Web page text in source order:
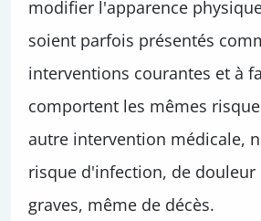
modifier l'apparence
soient parfois présentés
interventions courantes et à
comportent les mêmes
autre intervention médicale,
risque d'infection, de douleur
graves, même de décès.